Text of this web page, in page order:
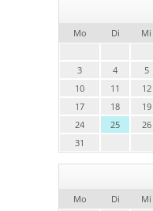
Mo Di Mi
3
4 5
10
11 12
17
18 19
24
25 26
31
Mo Di Mi